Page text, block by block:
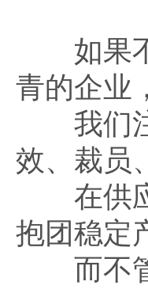
如果不
青的企业
我们注
效、裁员
在供应
抱团稳定
而不管